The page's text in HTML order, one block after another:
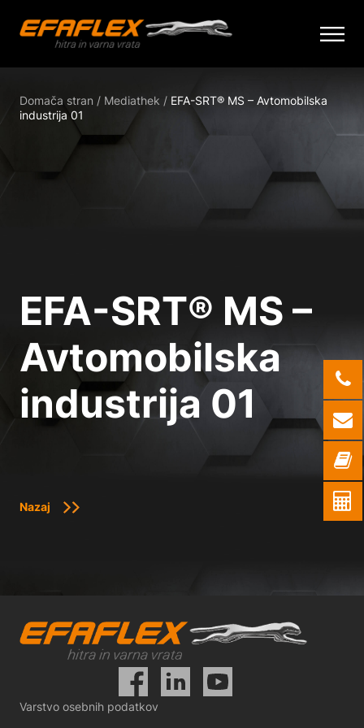
content
Domača stran / Mediathek / EFA-SRT® MS – Avtomobilska
industrija 01
EFA-SRT® MS –
Avtomobilska
industrija 01
Nazaj
Varstvo osebnih podatkov